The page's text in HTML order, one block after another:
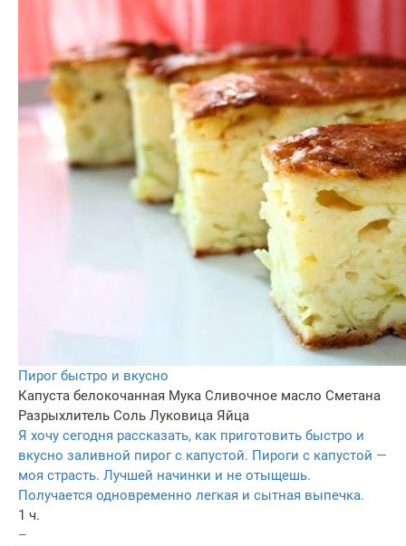
Пирог быстро и вкусно
Капуста белокочанная Мука Сливочное масло Сметана
Разрыхлитель Соль Луковица Яйца
Я хочу сегодня рассказать, как приготовить быстро и
вкусно заливной пирог с капустой. Пироги с капустой —
моя страсть. Лучшей начинки и не отыщешь.
Получается одновременно легкая и сытная выпечка.
1 ч.
–